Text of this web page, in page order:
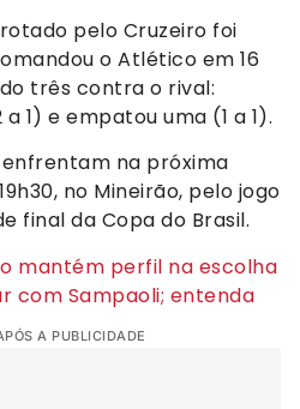
pelo Cruzeiro foi
o Atlético em 16
três contra o rival:
1) e empatou uma (1 a 1).
na próxima
no Mineirão, pelo jogo
final da Copa do Brasil.
mantém perfil na escolha
com Sampaoli; entenda
A PUBLICIDADE